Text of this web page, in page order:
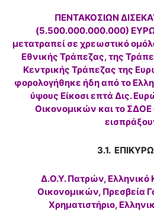
ΠΕΝΤΑΚΟΣΙΩΝ
(5.500.000.000.000)
μετατραπεί σε χρεωστικό
Εθνικής Τράπεζας, της
Κεντρικής Τράπεζας της
φορολογήθηκε ήδη από το
ύψους Είκοσι επτά Δις.
Οικονομικών και το
3.1.
Δ.Ο.Υ. Πατρών, Ελληνικό
Οικονομικών, Πρεσβεία
Χρηματιστήριο,